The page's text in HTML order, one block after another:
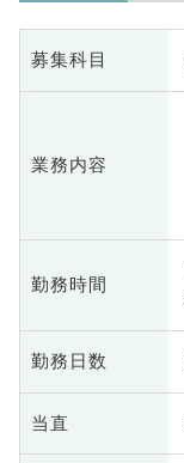
募集科目
業務内容
勤務時間
勤務日数
当直